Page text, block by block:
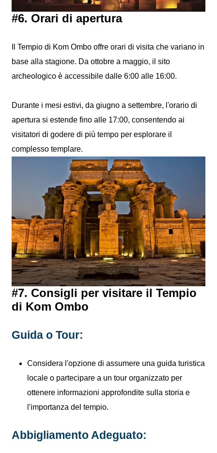
#6. Orari di apertura
Il Tempio di Kom Ombo offre orari di visita che variano in
base alla stagione. Da ottobre a maggio, il sito
archeologico è accessibile dalle 6:00 alle 16:00.
Durante i mesi estivi, da giugno a settembre, l'orario di
apertura si estende fino alle 17:00, consentendo ai
visitatori di godere di più tempo per esplorare il
complesso templare.
#7. Consigli per visitare il Tempio
di Kom Ombo
Guida o Tour:
Considera l'opzione di assumere una guida turistica
locale o partecipare a un tour organizzato per
ottenere informazioni approfondite sulla storia e
l'importanza del tempio.
Abbigliamento Adeguato: